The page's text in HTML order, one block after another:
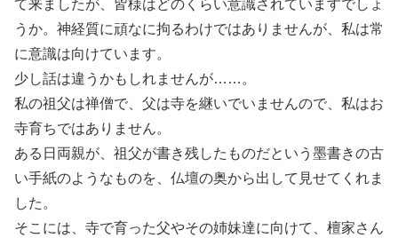
て来ましたが、皆様はどのくらい意識されていますでしょ
うか。神経質に頑なに拘るわけではありませんが、私は常
に意識は向けています。
少し話は違うかもしれませんが……。
私の祖父は禅僧で、父は寺を継いでいませんので、私はお
寺育ちではありません。
ある日両親が、祖父が書き残したものだという墨書きの古
い手紙のようなものを、仏壇の奥から出して見せてくれま
した。
そこには、寺で育った父やその姉妹達に向けて、檀家さん